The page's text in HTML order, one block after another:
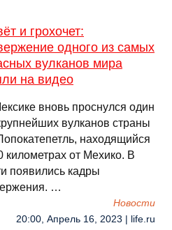
и грохочет:
одного из самых
вулканов мира
на видео
вновь проснулся один
вулканов страны
находящийся
километрах от Мехико. В
появились кадры
…
Новости
20:00, Апрель 16, 2023 | life.ru